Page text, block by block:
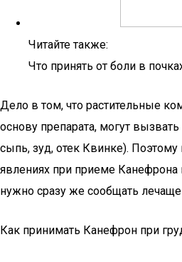
Читайте также:
Что принять от боли в
Дело в том, что растительные
основу препарата, могут
сыпь, зуд, отек Квинке).
явлениях при приеме Канефрона
нужно сразу же сообщать
Как принимать Канефрон при